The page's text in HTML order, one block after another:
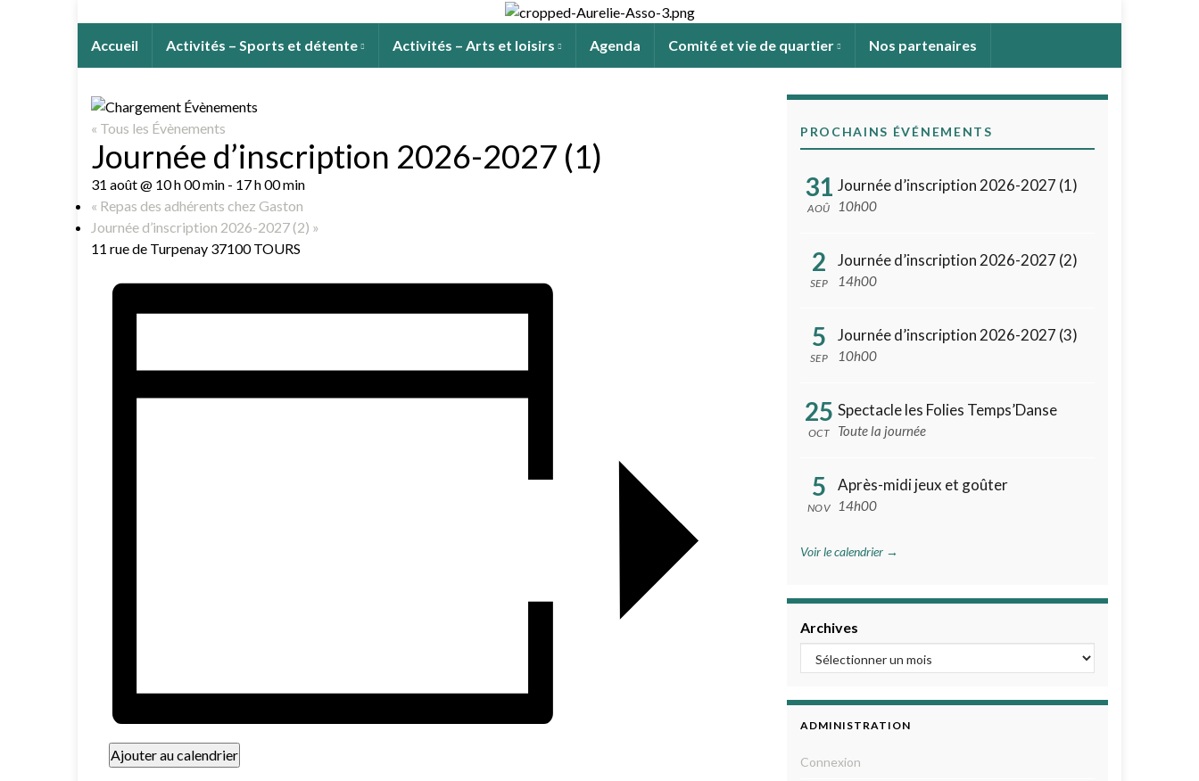
Accueil Activités – Sports et détente Activités – Arts et loisirs Agenda Comité et vie de quartier Nos partenaires
« Tous les Évènements
Journée d’inscription 2026-2027 (1)
31 août @ 10 h 00 min - 17 h 00 min
« Repas des adhérents chez Gaston
Journée d’inscription 2026-2027 (2) »
11 rue de Turpenay 37100 TOURS
Ajouter au calendrier
PROCHAINS ÉVÉNEMENTS
31
AOÛ
Journée d’inscription 2026-2027 (1)
10h00
2
SEP
Journée d’inscription 2026-2027 (2)
14h00
5
SEP
Journée d’inscription 2026-2027 (3)
10h00
25
OCT
Spectacle les Folies Temps’Danse
Toute la journée
5
NOV
Après-midi jeux et goûter
14h00
Voir le calendrier →
Archives
ADMINISTRATION
Connexion